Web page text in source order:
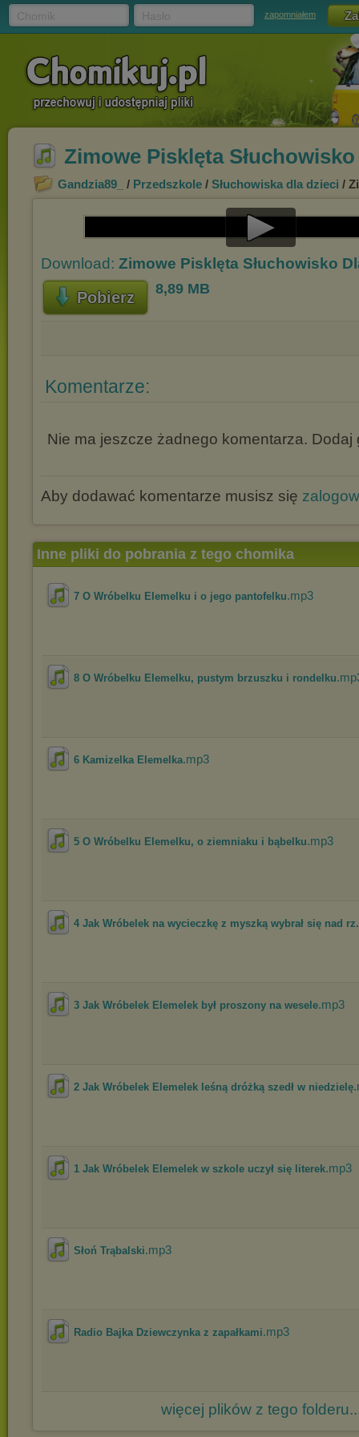
zapomniałem
Zimowe Pisklęta
Gandzia89_ / Przedszkole / Słuchowiska dla dzieci /
Play
Download: Zimowe Pisklęta Słuchowisko
Pobierz 8,89 MB
Komentarze:
Nie ma jeszcze żadnego komentarza. Dodaj
Aby dodawać komentarze musisz się
Inne pliki do pobrania z tego chomika
7 O Wróbelku Elemelku i o jego pantofelku.mp3
8 O Wróbelku Elemelku, pustym brzuszku i rondelku
6 Kamizelka Elemelka.mp3
5 O Wróbelku Elemelku, o ziemniaku i bąbelku.mp3
4 Jak Wróbelek na wycieczkę z myszką wybrał się nad
3 Jak Wróbelek Elemelek był proszony na wesele.mp3
2 Jak Wróbelek Elemelek leśną dróżką szedł w niedzielę
1 Jak Wróbelek Elemelek w szkole uczył się literek.mp3
Słoń Trąbalski.mp3
Radio Bajka Dziewczynka z zapałkami.mp3
więcej plików z tego